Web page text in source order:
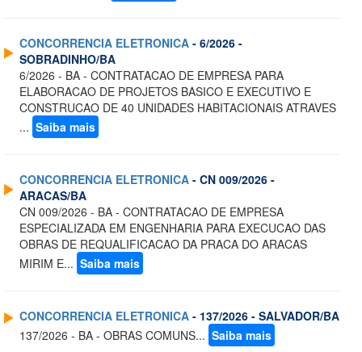
CONCORRENCIA ELETRONICA - 6/2026 -
SOBRADINHO/BA
6/2026 - BA - CONTRATACAO DE EMPRESA PARA
ELABORACAO DE PROJETOS BASICO E EXECUTIVO E
CONSTRUCAO DE 40 UNIDADES HABITACIONAIS ATRAVES
... Saiba mais
CONCORRENCIA ELETRONICA - CN 009/2026 -
ARACAS/BA
CN 009/2026 - BA - CONTRATACAO DE EMPRESA
ESPECIALIZADA EM ENGENHARIA PARA EXECUCAO DAS
OBRAS DE REQUALIFICACAO DA PRACA DO ARACAS
MIRIM E... Saiba mais
CONCORRENCIA ELETRONICA - 137/2026 - SALVADOR/BA
137/2026 - BA - OBRAS COMUNS... Saiba mais